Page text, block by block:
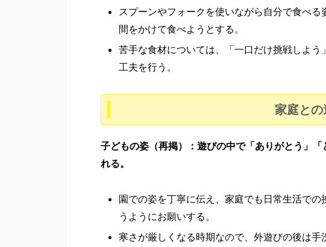
スプーンやフォークを使いながら自分で食べ
間をかけて食べようとする。
苦手な食材については、「一口だけ挑戦しよ
工夫を行う。
家庭と
子どもの姿（再掲）：遊びの中で「ありがとう」
れる。
園での姿を丁寧に伝え、家庭でも日常生活で
うようにお願いする。
寒さが厳しくなる時期なので、外遊びの後は